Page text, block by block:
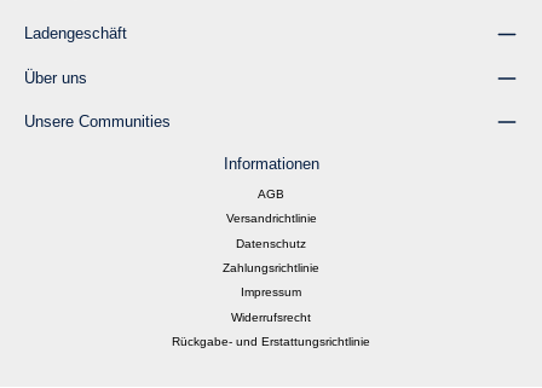
Ladengeschäft
Über uns
Unsere Communities
Informationen
AGB
Versandrichtlinie
Datenschutz
Zahlungsrichtlinie
Impressum
Widerrufsrecht
Rückgabe- und Erstattungsrichtlinie